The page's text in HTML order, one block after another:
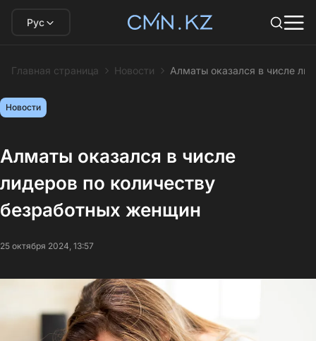
Рус
Главная страница Новости Алматы оказался в числе
Новости
Алматы оказался в числе
лидеров по количеству
безработных женщин
25 октября 2024, 13:57